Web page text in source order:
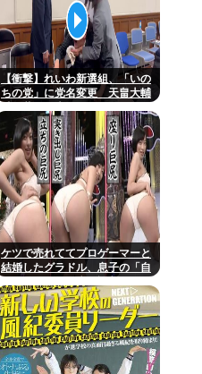
【衝撃】れいわ新選組、「いの
ちの党」に党名変更 天畠大輔
ケツで売れててプロゲーマーと
結婚したグラドル、息子の「自
ックで泣く